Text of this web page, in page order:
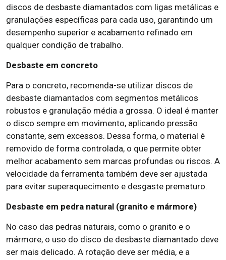
discos de desbaste diamantados com ligas metálicas e
granulações específicas para cada uso, garantindo um
desempenho superior e acabamento refinado em
qualquer condição de trabalho.
Desbaste em concreto
Para o concreto, recomenda-se utilizar discos de
desbaste diamantados com segmentos metálicos
robustos e granulação média a grossa. O ideal é manter
o disco sempre em movimento, aplicando pressão
constante, sem excessos. Dessa forma, o material é
removido de forma controlada, o que permite obter
melhor acabamento sem marcas profundas ou riscos. A
velocidade da ferramenta também deve ser ajustada
para evitar superaquecimento e desgaste prematuro.
Desbaste em pedra natural (granito e mármore)
No caso das pedras naturais, como o granito e o
mármore, o uso do disco de desbaste diamantado deve
ser mais delicado. A rotação deve ser média, e a